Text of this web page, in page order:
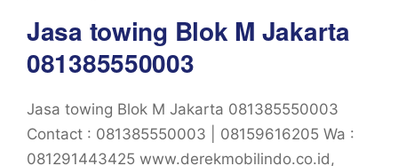
Jasa towing Blok M Jakarta
081385550003
Jasa towing Blok M Jakarta 081385550003
Contact : 081385550003 | 08159616205 Wa :
081291443425 www.derekmobilindo.co.id,